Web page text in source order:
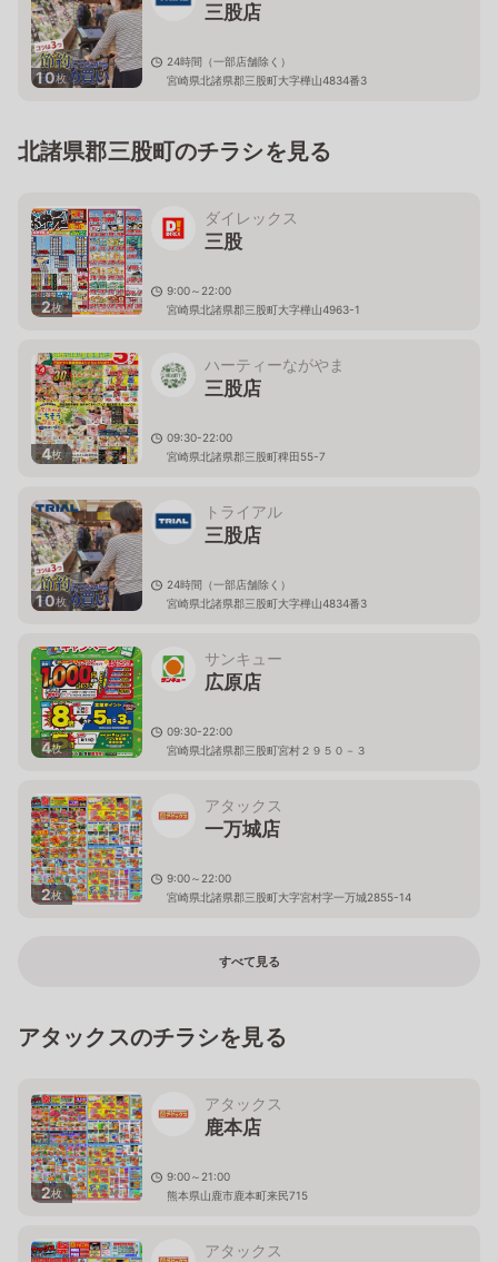
10枚
三股店
24時間（一部店舗除く）
宮崎県北諸県郡三股町大字樺山4834番3
北諸県郡三股町のチラシを見る
2枚
ダイレックス
三股
9:00～22:00
宮崎県北諸県郡三股町大字樺山4963-1
4枚
ハーティーながやま
三股店
09:30-22:00
宮崎県北諸県郡三股町稗田55-7
10枚
トライアル
三股店
24時間（一部店舗除く）
宮崎県北諸県郡三股町大字樺山4834番3
4枚
サンキュー
広原店
09:30-22:00
宮崎県北諸県郡三股町宮村２９５０－３
2枚
アタックス
一万城店
9:00～22:00
宮崎県北諸県郡三股町大字宮村字一万城2855-14
すべて見る
アタックスのチラシを見る
2枚
アタックス
鹿本店
9:00～21:00
熊本県山鹿市鹿本町来民715
アタックス